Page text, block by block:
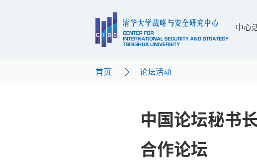
中心
首页 论坛活动
中国论坛秘书
合作论坛